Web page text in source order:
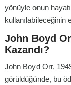
yönüyle onun
kullanılabileceğinin
John Boyd
Kazandı?
John Boyd Orr,
görüldüğünde, bu